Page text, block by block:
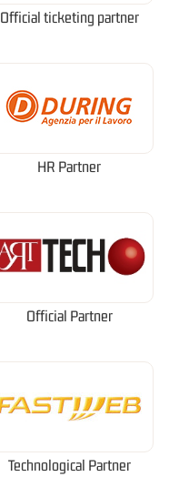
Official ticketing partner
HR Partner
Official Partner
Technological Partner